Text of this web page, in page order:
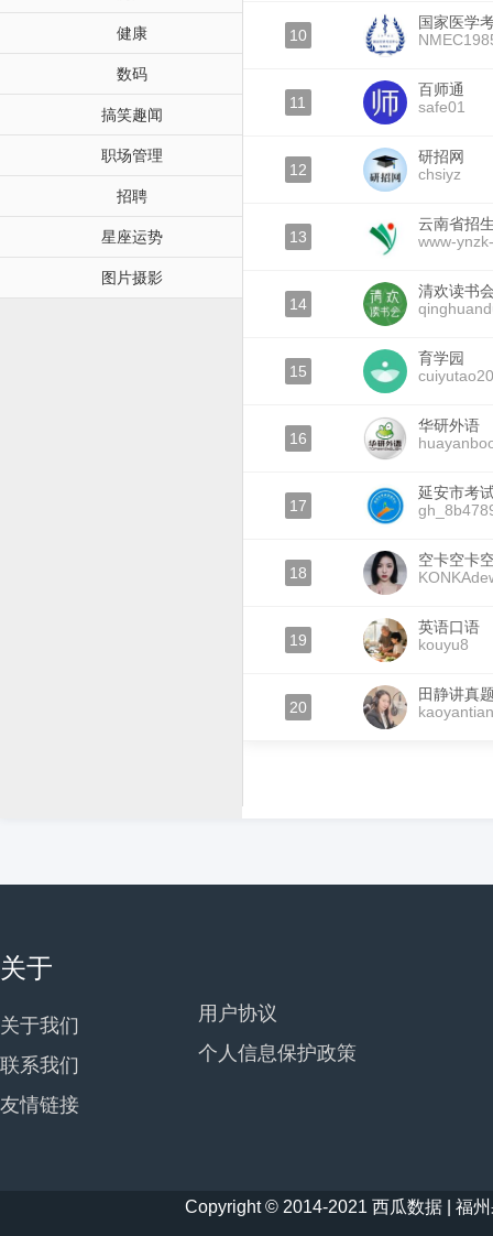
健康
数码
搞笑趣闻
职场管理
招聘
星座运势
图片摄影
10
国家医学
11
百师通
safe01
12
研招网
chsiyz
13
云南省招
www-
14
清欢读书
15
育学园
16
华研外语
17
延安市考
18
空卡空卡
19
英语口语
kouyu8
20
田静讲真
关于
关于我们
联系我们
友情链接
用户协议
个人信息保护政策
Copyright © 2014-2021 西瓜数据 | 福